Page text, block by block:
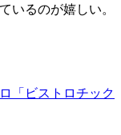
いるのが嬉しい。
「ビストロチック